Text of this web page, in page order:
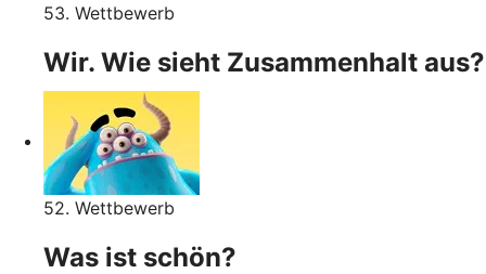
53. Wettbewerb
Wir. Wie sieht Zusammenhalt aus?
52. Wettbewerb
Was ist schön?